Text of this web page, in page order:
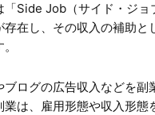
「Side Job（サイド・ジョ
在し、その収入の補助と
ブログの広告収入などを副
業は、雇用形態や収入形態